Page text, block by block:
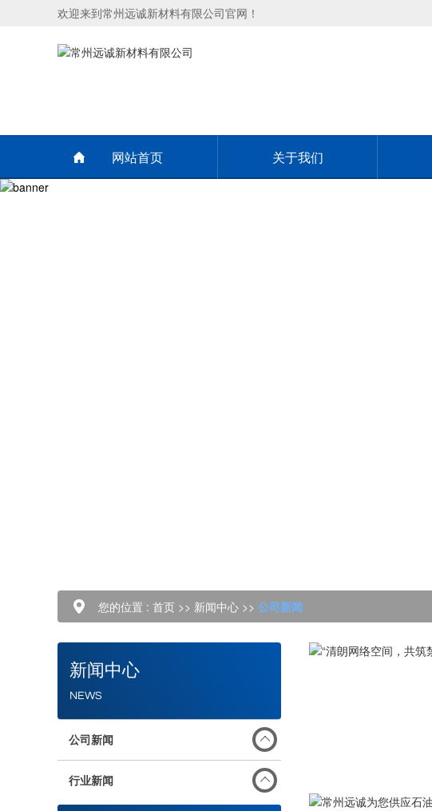
欢迎来到常州远诚新材料有限公司官网！
网站首页 关于我们
您的位置 : 首页 >> 新闻中心 >> 公司新闻
新闻中心
NEWS
公司新闻
行业新闻